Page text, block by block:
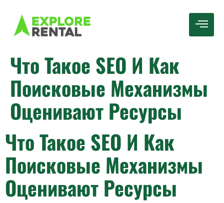
Что Такое SEO И Как
Поисковые Механизмы
Оценивают Ресурсы
Что Такое SEO И Как
Поисковые Механизмы
Оценивают Ресурсы